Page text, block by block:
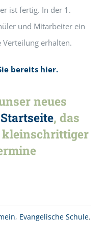
ist fertig. In der 1.
und Mitarbeiter ein
erhalten.
bereits hier.
neues
, das
, Evangelische Schule,